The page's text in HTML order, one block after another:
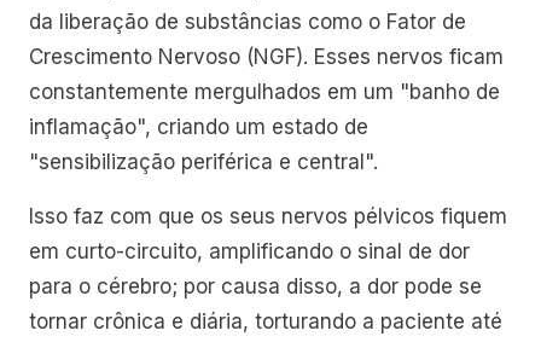
da liberação de substâncias como o Fator de
Crescimento Nervoso (NGF). Esses nervos ficam
constantemente mergulhados em um "banho de
inflamação", criando um estado de
"sensibilização periférica e central".
Isso faz com que os seus nervos pélvicos fiquem
em curto-circuito, amplificando o sinal de dor
para o cérebro; por causa disso, a dor pode se
tornar crônica e diária, torturando a paciente até